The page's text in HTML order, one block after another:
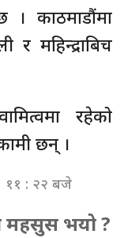
। काठमाडौंमा
र महिन्द्राबिच
रहेको
छन् ।
११ : २२ बजे
महसुस भयो ?